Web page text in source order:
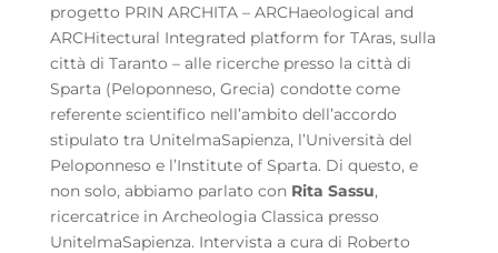
progetto PRIN ARCHITA – ARCHaeological and
ARCHitectural Integrated platform for TAras, sulla
città di Taranto – alle ricerche presso la città di
Sparta (Peloponneso, Grecia) condotte come
referente scientifico nell’ambito dell’accordo
stipulato tra UnitelmaSapienza, l’Università del
Peloponneso e l’Institute of Sparta. Di questo, e
non solo, abbiamo parlato con Rita Sassu,
ricercatrice in Archeologia Classica presso
UnitelmaSapienza. Intervista a cura di Roberto